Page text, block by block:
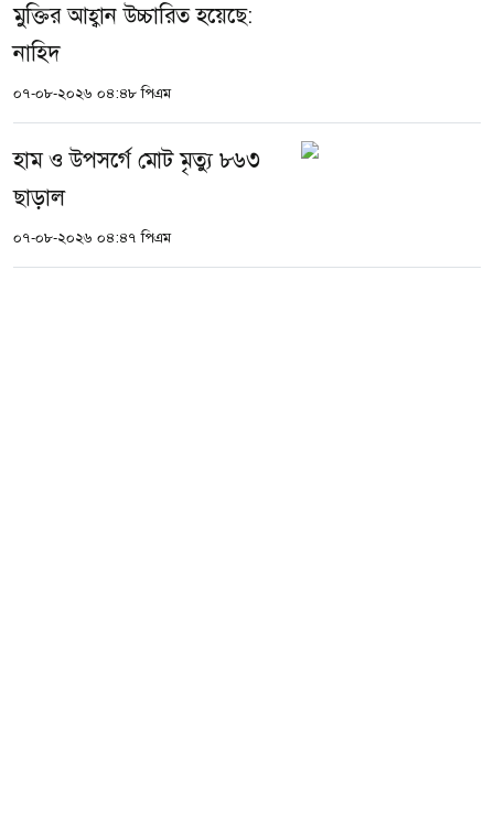
মুক্তির আহ্বান উচ্চারিত হয়েছে:
নাহিদ
০৭-০৮-২০২৬ ০৪:৪৮ পিএম
হাম ও উপসর্গে মোট মৃত্যু ৮৬৩
ছাড়াল
০৭-০৮-২০২৬ ০৪:৪৭ পিএম